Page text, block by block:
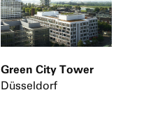
Green City Tower
Düsseldorf